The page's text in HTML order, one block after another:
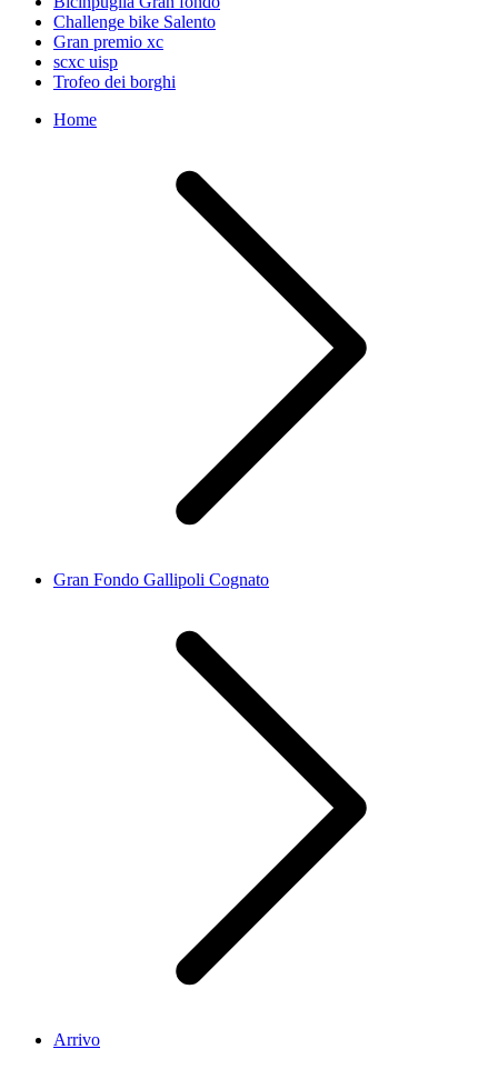
Challenge bike Salento
Gran premio xc
scxc uisp
Trofeo dei borghi
Home
Gran Fondo Gallipoli Cognato
Arrivo